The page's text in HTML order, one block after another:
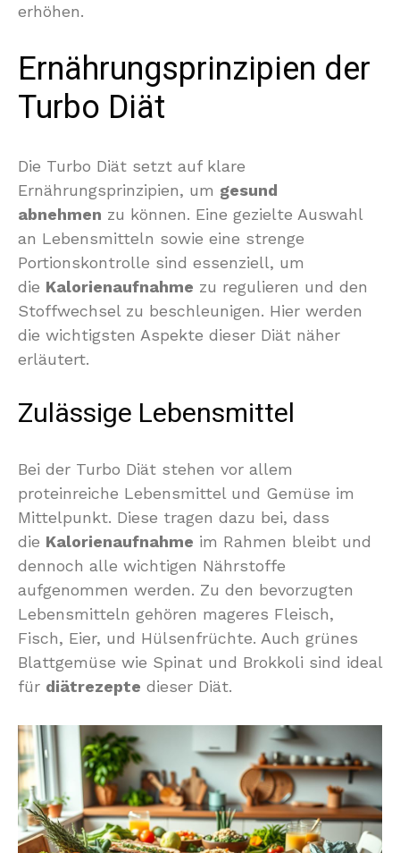
erhöhen.
Ernährungsprinzipien der
Turbo Diät
Die Turbo Diät setzt auf klare
Ernährungsprinzipien, um gesund
abnehmen zu können. Eine gezielte Auswahl
an Lebensmitteln sowie eine strenge
Portionskontrolle sind essenziell, um
die Kalorienaufnahme zu regulieren und den
Stoffwechsel zu beschleunigen. Hier werden
die wichtigsten Aspekte dieser Diät näher
erläutert.
Zulässige Lebensmittel
Bei der Turbo Diät stehen vor allem
proteinreiche Lebensmittel und Gemüse im
Mittelpunkt. Diese tragen dazu bei, dass
die Kalorienaufnahme im Rahmen bleibt und
dennoch alle wichtigen Nährstoffe
aufgenommen werden. Zu den bevorzugten
Lebensmitteln gehören mageres Fleisch,
Fisch, Eier, und Hülsenfrüchte. Auch grünes
Blattgemüse wie Spinat und Brokkoli sind ideal
für diätrezepte dieser Diät.